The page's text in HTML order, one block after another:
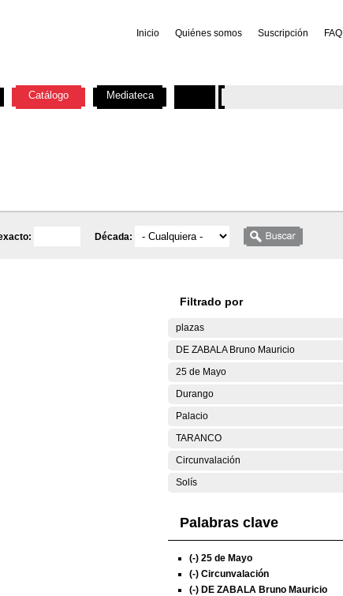
Inicio Quiénes somos Suscripción FAQ
Década:
Filtrado por
plazas
DE ZABALA Bruno Mauricio
25 de Mayo
Durango
Palacio
TARANCO
Circunvalación
Solís
Palabras clave
(-) 25 de Mayo
(-) Circunvalación
(-) DE ZABALA Bruno Mauricio
Catálogo Mediateca